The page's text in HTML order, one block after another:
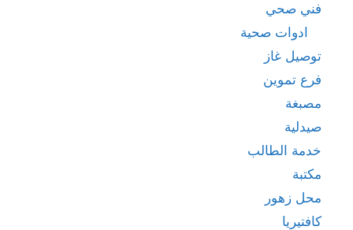
فني صحي
ادوات صحية
توصيل غاز
فرع تموين
مصبغة
صيدلية
خدمة الطالب
مكتبة
محل زهور
كافتيريا